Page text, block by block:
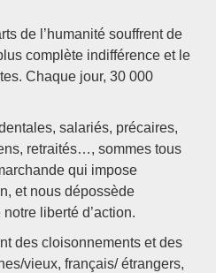
de l’humanité souffrent de
complète indifférence et le
Chaque jour, 30 000
salariés, précaires,
retraités…, sommes tous
qui impose
et nous dépossède
liberté d’action.
des cloisonnements et des
vieux, français/ étrangers,